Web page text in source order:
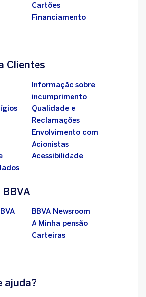
Cartões
Financiamento
Clientes
Informação sobre
incumprimento
Qualidade e
Reclamações
Envolvimento com
Acionistas
Acessibilidade
BBVA Newsroom
A Minha pensão
Carteiras
ajuda?